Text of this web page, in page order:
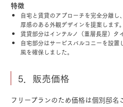
特徴
自宅と賃貸のアプローチを完全分離
厚感のある外観デザインを提案します。
賃貸部分はインテルノ（重層長屋）タ
自宅部分はサービスバルコニーを設
風を確保しました。
5．販売価格
フリープランのため価格は個別邸